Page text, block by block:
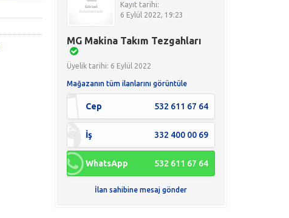
Kayıt tarihi:
6 Eylül 2022, 19:23
MG Makina Takım Tezgahları
Üyelik tarihi: 6 Eylül 2022
Mağazanın tüm ilanlarını görüntüle
Cep 532 611 67 64
İş 332 400 00 69
WhatsApp 532 611 67 64
İlan sahibine mesaj gönder